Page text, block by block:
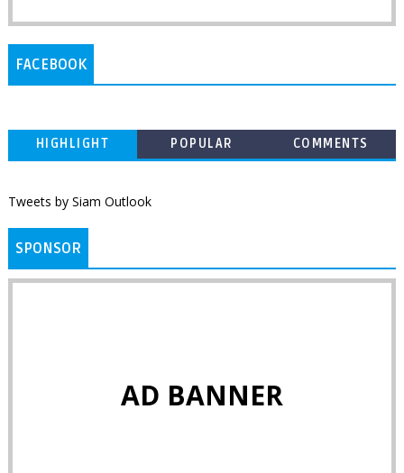
FACEBOOK
HIGHLIGHT POPULAR COMMENTS
Tweets by Siam Outlook
SPONSOR
AD BANNER